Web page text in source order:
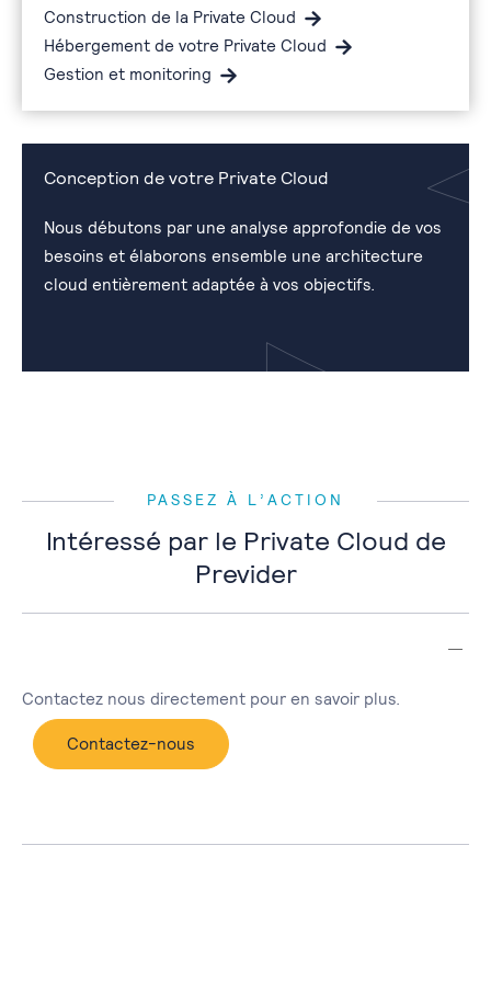
Construction de la Private Cloud
Hébergement de votre Private Cloud
Gestion et monitoring
Conception de votre Private Cloud
Nous débutons par une analyse approfondie de vos
besoins et élaborons ensemble une architecture
cloud entièrement adaptée à vos objectifs.
PASSEZ À L’ACTION
Intéressé par le Private Cloud de
Previder
Contactez nous directement pour en savoir plus.
Contactez-nous